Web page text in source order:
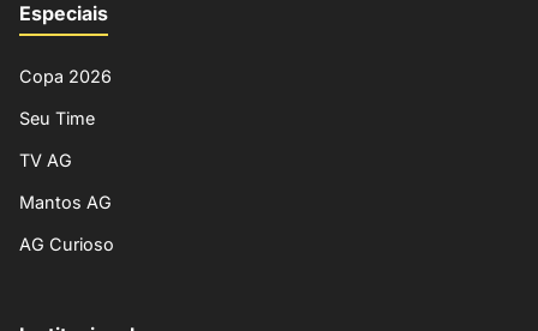
Especiais
Copa 2026
Seu Time
TV AG
Mantos AG
AG Curioso